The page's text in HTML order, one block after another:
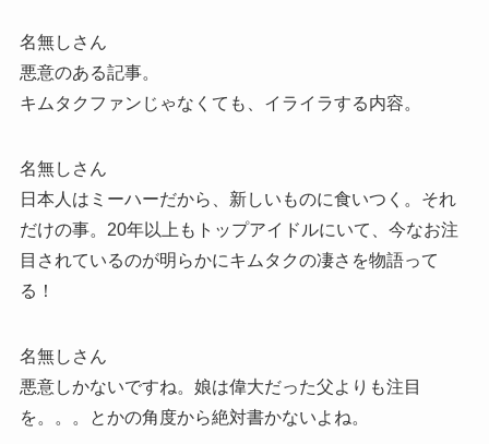
名無しさん
悪意のある記事。
キムタクファンじゃなくても、イライラする内容。
名無しさん
日本人はミーハーだから、新しいものに食いつく。それ
だけの事。20年以上もトップアイドルにいて、今なお注
目されているのが明らかにキムタクの凄さを物語って
る！
名無しさん
悪意しかないですね。娘は偉大だった父よりも注目
を。。。とかの角度から絶対書かないよね。